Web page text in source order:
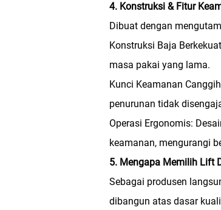
4. Konstruksi & Fitur
Dibuat dengan
Konstruksi Baja
masa pakai yang lama.
Kunci Keamanan
penurunan tidak
Operasi Ergonomis:
keamanan, mengurangi
5. Mengapa Memilih Lift
Sebagai produsen
dibangun atas dasar